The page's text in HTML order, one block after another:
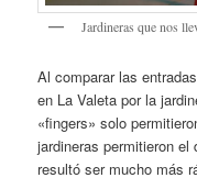
Jardineras que nos
Al comparar las
en La Valeta por la
«fingers» solo
jardineras permitieron el
resultó ser mucho más